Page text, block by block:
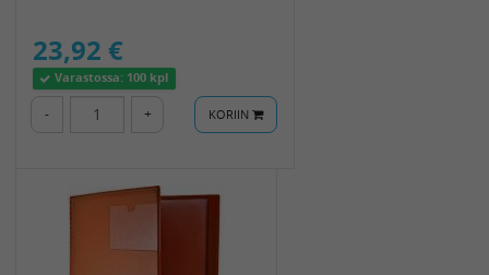
23,92 €
Varastossa: 100 kpl
- + KORIIN